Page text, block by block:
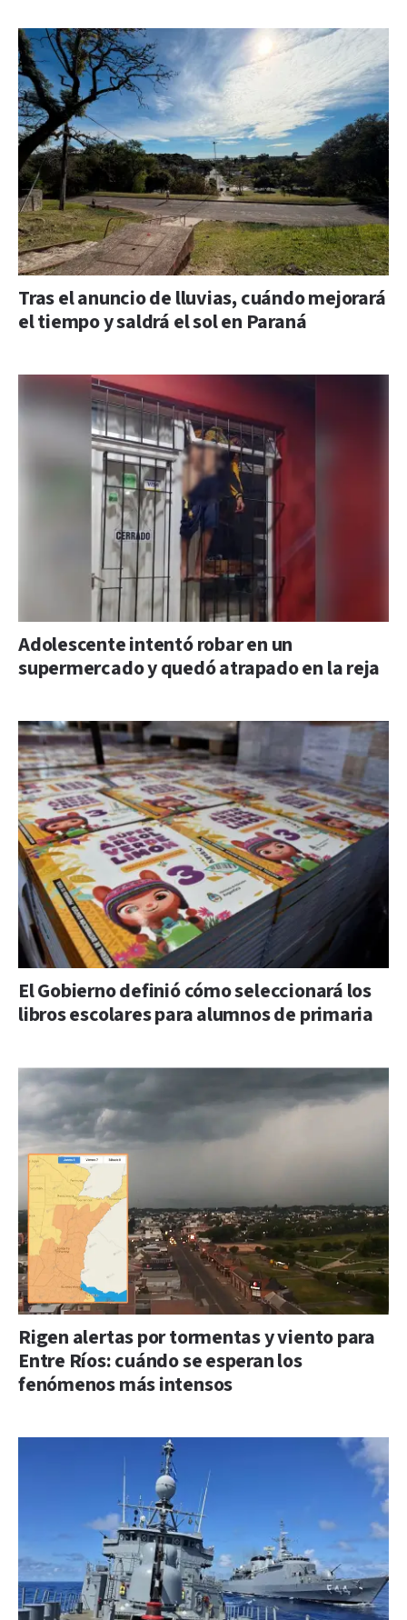
Tras el anuncio de lluvias, cuándo mejorará
el tiempo y saldrá el sol en Paraná
Adolescente intentó robar en un
supermercado y quedó atrapado en la reja
El Gobierno definió cómo seleccionará los
libros escolares para alumnos de primaria
Rigen alertas por tormentas y viento para
Entre Ríos: cuándo se esperan los
fenómenos más intensos